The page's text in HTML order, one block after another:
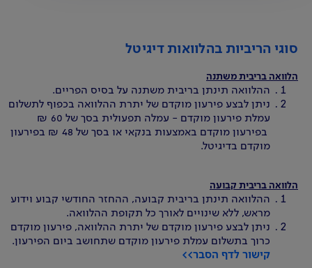
סוגי הריביות בהלוואות דיגיטל
הלוואה בריבית משתנה
ההלוואה תינתן בריבית משתנה על בסיס הפריים.
ניתן לבצע פירעון מוקדם של יתרת ההלוואה בכפוף לתשלום
עמלת פירעון מוקדם - עמלה תפעולית בסך של 60 ₪
בפירעון מוקדם באמצעות בנקאי או בסך של 48 ₪ בפירעון
מוקדם בדיגיטל.
הלוואה בריבית קבועה
ההלוואה תינתן בריבית קבועה, ההחזר החודשי קבוע וידוע
מראש, ללא שינויים לאורך כל תקופת ההלוואה.
ניתן לבצע פירעון מוקדם של יתרת ההלוואה, פירעון מוקדם
כרוך בתשלום עמלת פירעון מוקדם שתחושב ביום הפירעון.
קישור לדף הסבר>>